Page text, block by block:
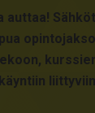
aut­taa!